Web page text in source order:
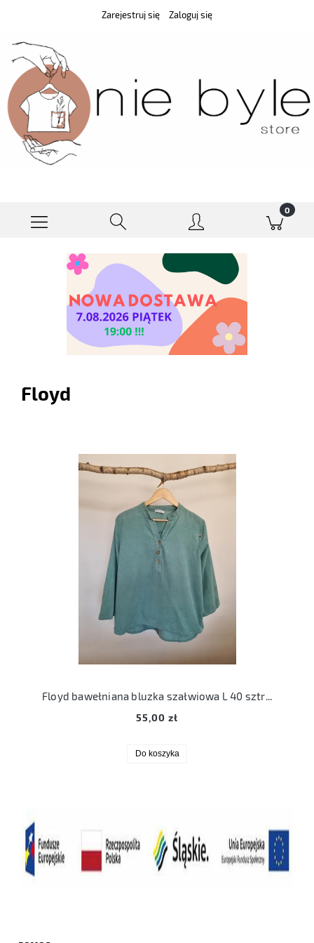
Zarejestruj się Zaloguj się
Floyd
Floyd bawełniana bluzka szałwiowa L 40 sztruks
55,00 zł
Do koszyka